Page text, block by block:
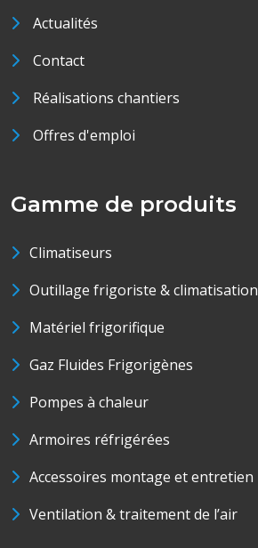
Actualités
Contact
Réalisations chantiers
Offres d'emploi
Gamme de produits
Climatiseurs
Outillage frigoriste & climatisation
Matériel frigorifique
Gaz Fluides Frigorigènes
Pompes à chaleur
Armoires réfrigérées
Accessoires montage et entretien
Ventilation & traitement de l’air